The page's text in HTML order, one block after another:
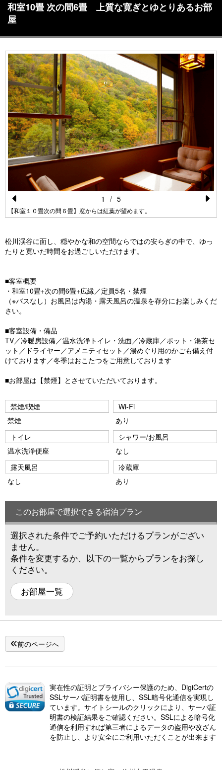
和室10畳 次の間6畳 上質な寛ぎとゆとりあるお部
屋
Pr
vi
o
s
【和室１０畳次の間６畳】窓からは紅葉が望めます。
xt
1 / 5
松川渓谷に面し、穏やかな和の空間ならではの安らぎの中で、ゆっ
たりと寛いだ時間をお過ごしいただけます。
■客室概要
・和室10畳+次の間6畳+広縁／定員5名・禁煙
（※バスなし）お風呂は内湯・露天風呂の温泉を存分にお楽しみくだ
さい。
■客室設備・備品
TV／冷暖房設備／温水洗浄トイレ・洗面／冷蔵庫／ポット・湯茶セ
ット／ドライヤー／アメニティセット／湯めぐり用のかごも備え付
けております／冬季はおこたつをご用意しております
■お部屋は【禁煙】とさせていただいております。
禁煙/喫煙
禁煙
Wi-Fi
あり
トイレ
温水洗浄便座
シャワー/お風呂
なし
露天風呂
なし
冷蔵庫
あり
このお部屋で選択できる宿泊プラン
選択された条件でご予約いただけるプランがござい
ません。
条件を変更するか、以下の一覧からプランをお探し
ください。
お部屋一覧
前のページへ
実在性の証明とプライバシー保護のため、DigiCertの
SSLサーバ証明書を使用し、SSL暗号化通信を実現し
ています。サイトシールのクリックにより、サーバ証
明書の検証結果をご確認ください。SSLによる暗号化
通信を利用すれば第三者によるデータの盗用や改ざん
を防止し、より安全にご利用いただくことが出来ます